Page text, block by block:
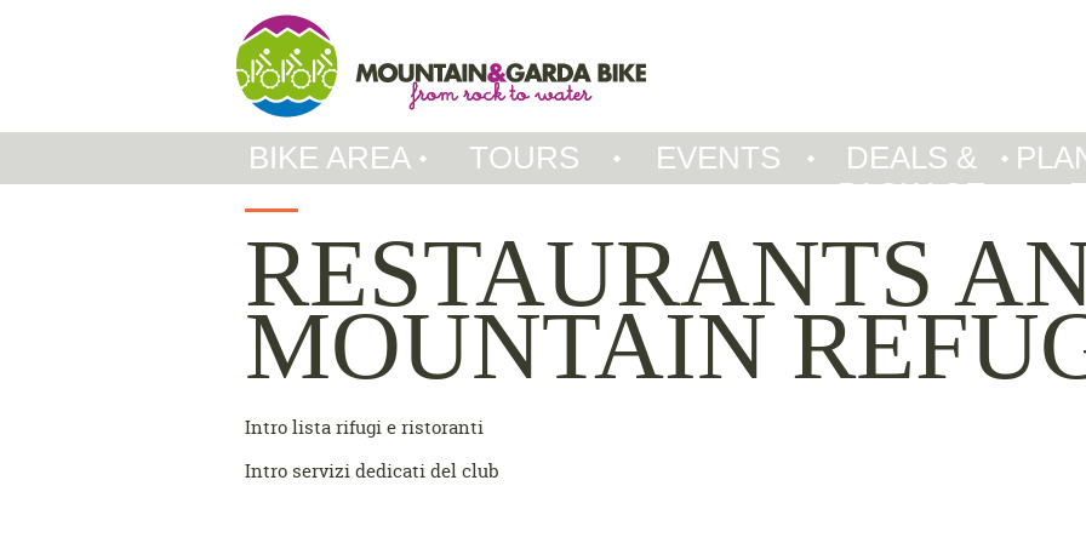
BIKE AREA TOURS EVENTS
DEALS &
PACKAGE
RESTAURANTS
MOUNTAIN
Intro lista rifugi e ristoranti
Intro servizi dedicati del club